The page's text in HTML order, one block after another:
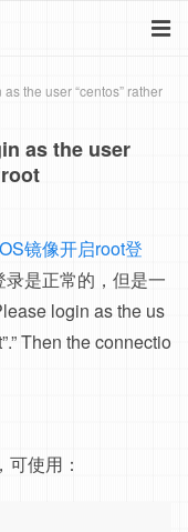
the user “centos” rather
as the user
镜像开启root登
录是正常的，但是一
login as the us
Then the connectio
使用：